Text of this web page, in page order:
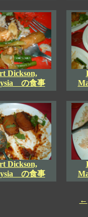
Dickson,
の食事
Dickson,
の食事
←